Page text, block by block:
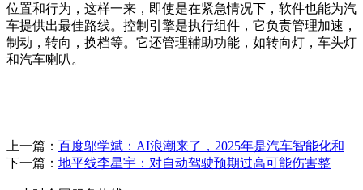
位置和行为，这样一来，即使是在紧急情况下，软件也能为汽
车提供出最佳路线。控制引擎是执行组件，它负责管理加速，
制动，转向，换档等。它还管理辅助功能，如转向灯，车头灯
和汽车喇叭。
上一篇： 百度邬学斌：AI浪潮来了，2025年是汽车智能化和
下一篇： 地平线李星宇：对自动驾驶预期过高可能伤害整